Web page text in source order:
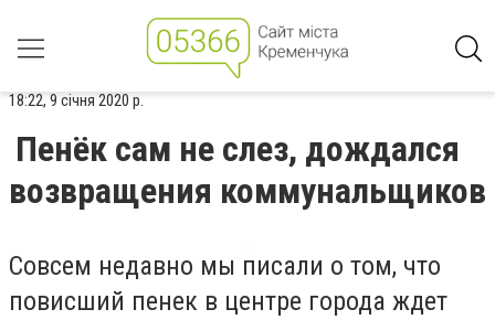
18:22, 9 січня 2020 р.
Пенёк сам не слез, дождался
возвращения коммунальщиков
Совсем недавно мы писали о том, что
повисший пенек в центре города ждет